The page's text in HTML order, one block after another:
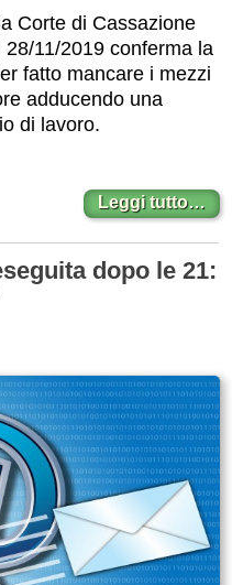
Corte di Cassazione
11/2019 conferma la
fatto mancare i mezzi
adducendo una
di lavoro.
Leggi tutto…
dopo le 21: